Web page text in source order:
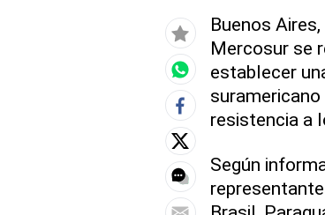
Buenos
Mercosur se
establecer
resistencia a
Según